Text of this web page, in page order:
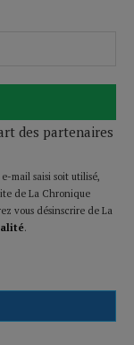
des partenaires
mail saisi soit utilisé,
de La Chronique
vous désinscrire de La
.